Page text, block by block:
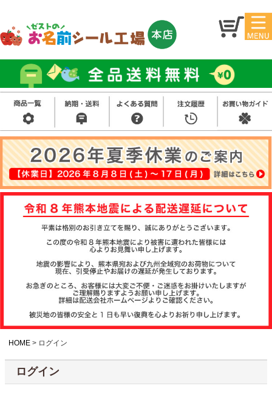
マイ
ジ
お名
前シ
ール
アイ
ロン
シー
ル
お買
い得
セッ
ト
スタ
ンプ
その
他
注文履歴
について
HOME ログイン
ログイン